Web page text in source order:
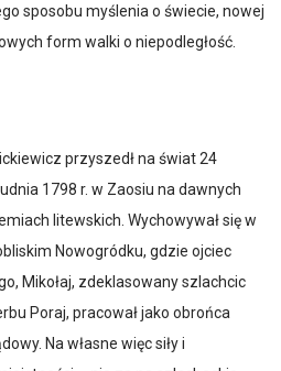
sposobu myślenia o świecie, nowej
form walki o niepodległość.
przyszedł na świat 24
1798 r. w Zaosiu na dawnych
litewskich. Wychowywał się w
Nowogródku, gdzie ojciec
Mikołaj, zdeklasowany szlachcic
Poraj, pracował jako obrońca
Na własne więc siły i